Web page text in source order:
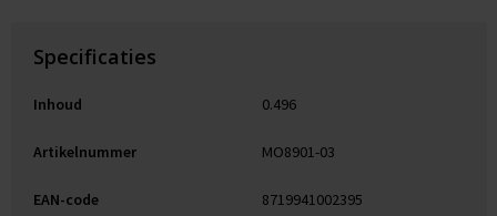
Specificaties
Inhoud 0.496
Artikelnummer MO8901-03
EAN-code 8719941002395